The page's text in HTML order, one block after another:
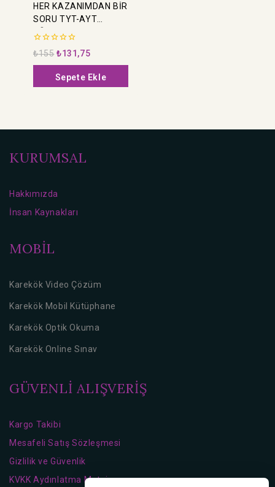
HER KAZANIMDAN BİR
SORU TYT-AYT
TÜRKÇE
0
5
üzerinden
₺155 ₺131,75
Sepete Ekle
KURUMSAL
Hakkımızda
İnsan Kaynakları
MOBİL
Karekök Video Çözüm
Karekök Mobil Kütüphane
Karekök Optik Okuma
Karekök Online Sınav
GÜVENLİ ALIŞVERİŞ
Kargo Takibi
Mesafeli Satış Sözleşmesi
Gizlilik ve Güvenlik
KVKK Aydınlatma Metni